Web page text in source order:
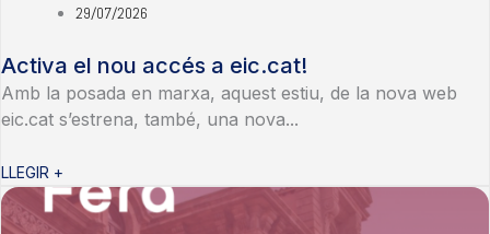
29/07/2026
Activa el nou accés a eic.cat!
Amb la posada en marxa, aquest estiu, de la nova web
eic.cat s’estrena, també, una nova...
LLEGIR +